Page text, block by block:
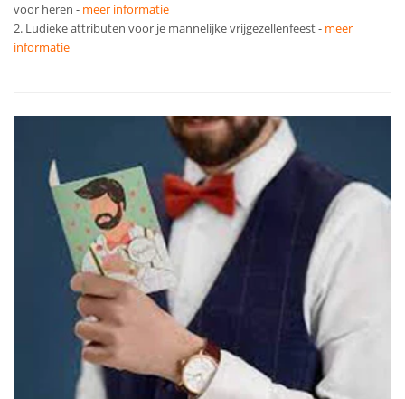
voor heren - meer informatie
2. Ludieke attributen voor je mannelijke vrijgezellenfeest - meer
informatie